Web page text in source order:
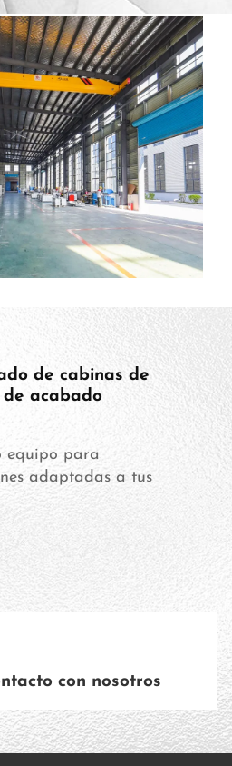
de cabinas de
acabado
equipo para
adaptadas a tus
con nosotros